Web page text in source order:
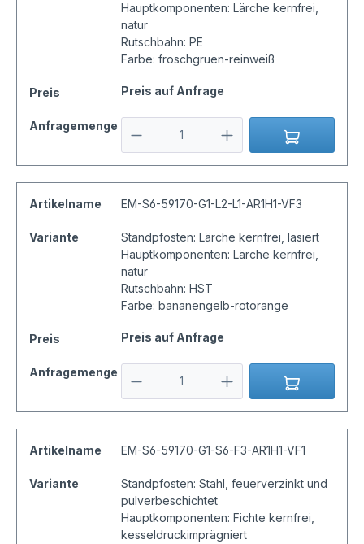
Hauptkomponenten: Lärche kernfrei,
natur
Rutschbahn: PE
Farbe: froschgruen-reinweiß
Preis Preis auf Anfrage
Anfragemenge
Artikelname EM-S6-59170-G1-L2-L1-AR1H1-VF3
Variante
Standpfosten: Lärche kernfrei, lasiert
Hauptkomponenten: Lärche kernfrei,
natur
Rutschbahn: HST
Farbe: bananengelb-rotorange
Preis Preis auf Anfrage
Anfragemenge
Artikelname EM-S6-59170-G1-S6-F3-AR1H1-VF1
Variante
Standpfosten: Stahl, feuerverzinkt und
pulverbeschichtet
Hauptkomponenten: Fichte kernfrei,
kesseldruckimprägniert